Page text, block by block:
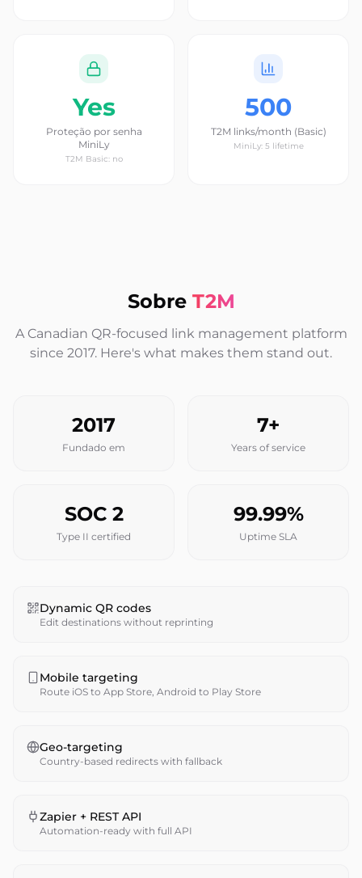
Yes
Proteção por senha
MiniLy
T2M Basic: no
500
T2M links/month (Basic)
MiniLy: 5 lifetime
Sobre T2M
A Canadian QR-focused link management platform
since 2017. Here's what makes them stand out.
2017
Fundado em
7+
Years of service
SOC 2
Type II certified
99.99%
Uptime SLA
Dynamic QR codes
Edit destinations without reprinting
Mobile targeting
Route iOS to App Store, Android to Play Store
Geo-targeting
Country-based redirects with fallback
Zapier + REST API
Automation-ready with full API